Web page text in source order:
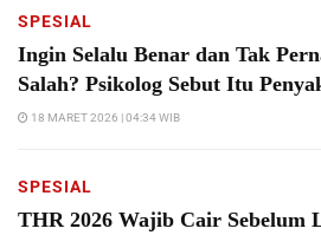
SPESIAL
Ingin Selalu Benar dan Tak
Salah? Psikolog Sebut Itu
18 MARET 2026 | 04:34 WIB
SPESIAL
THR 2026 Wajib Cair Sebelum